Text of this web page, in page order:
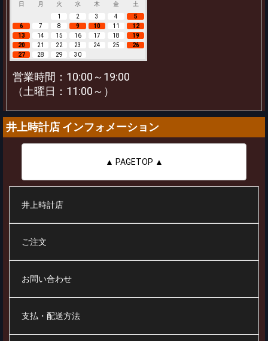
日 月 火 水 木 金
土
1
2 3 4
5
6
7 8 9 10 11
12
13
14 15 16 17 18
19
20
21 22 23 24 25
26
27
28 29 30
営業時間：10:00～19:00
（土曜日：11:00～）
井上時計店 インフォメーション
▲ PAGETOP ▲
井上時計店
ご注文
お問い合わせ
支払・配送方法